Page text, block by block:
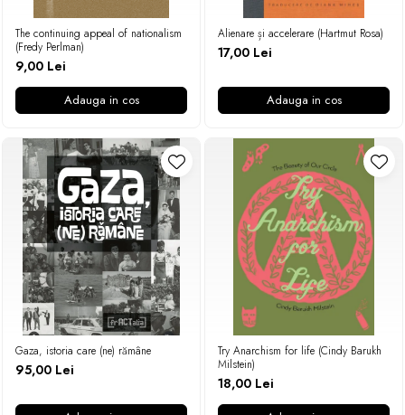
The continuing appeal of nationalism
(Fredy Perlman)
9,00 Lei
Adauga in cos
Alienare și accelerare (Hartmut Rosa)
17,00 Lei
Adauga in cos
Gaza, istoria care (ne) rămâne
95,00 Lei
Try Anarchism for life (Cindy Barukh
Milstein)
18,00 Lei